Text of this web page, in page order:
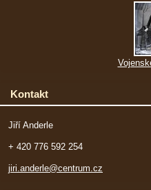
Kontakt
Jiří Anderle
+ 420 776 592 254
jiri.anderle@centrum.cz